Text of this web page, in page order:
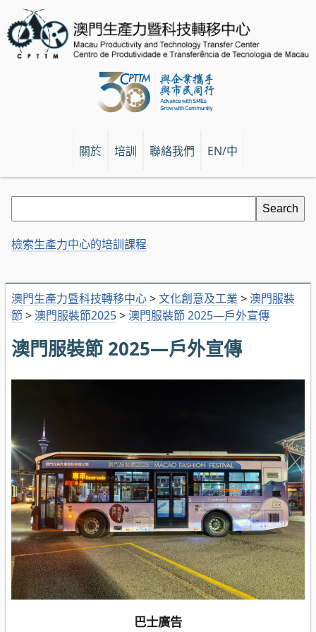
關於 培訓 聯絡我們 EN/中
澳門生產力暨科技轉移中心>文化創意及工業 > 澳門服裝
節> 澳門服裝節2025> 澳門服裝節 2025—戶外宣傳
澳門服裝節 2025—戶外宣傳
巴士廣告
檢索生產力中心的培訓課程